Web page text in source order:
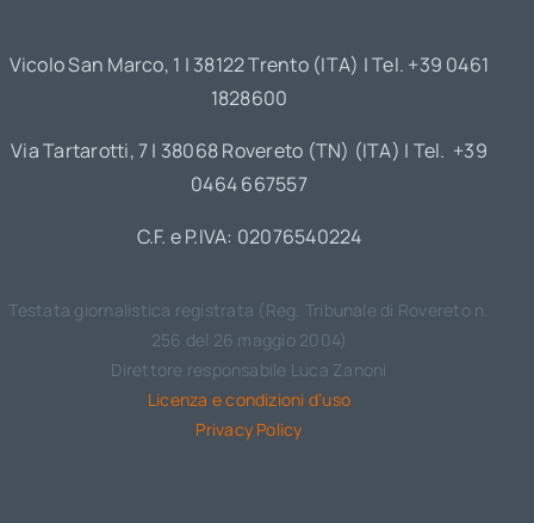
Vicolo San Marco, 1 | 38122 Trento (ITA) | Tel. +39 0461
1828600
Via Tartarotti, 7 | 38068 Rovereto (TN) (ITA) | Tel. +39
0464 667557
C.F. e P.IVA: 02076540224
Testata giornalistica registrata (Reg. Tribunale di Rovereto n.
256 del 26 maggio 2004)
Direttore responsabile Luca Zanoni
Licenza e condizioni d’uso
Privacy Policy